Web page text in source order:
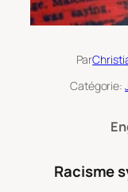
Par
Catégorie:
Racisme